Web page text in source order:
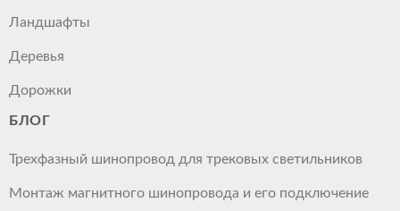
Ландшафты
Деревья
Дорожки
БЛОГ
Трехфазный шинопровод для трековых светильников
Монтаж магнитного шинопровода и его подключение